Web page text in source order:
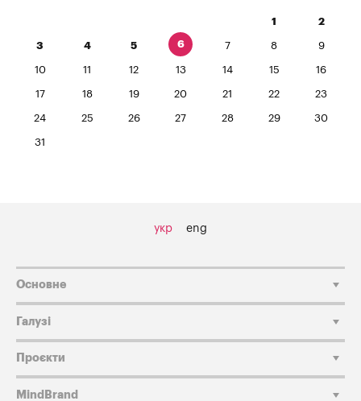
1 2
3 4 5 6 7 8 9
10 11 12 13 14 15 16
17 18 19 20 21 22 23
24 25 26 27 28 29 30
31
укр eng
Основне
Галузі
Проєкти
MindBrand